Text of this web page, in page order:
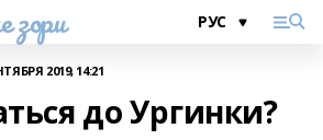
зори
2019, 14:21
до Ургинки?